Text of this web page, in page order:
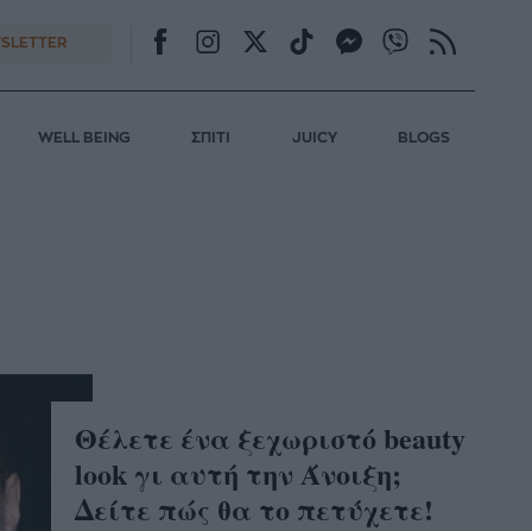
WELL BEING ΣΠΙΤΙ JUICY BLOGS
Θέλετε ένα ξεχωριστό beauty
look γι αυτή την Άνοιξη;
Δείτε πώς θα το πετύχετε!